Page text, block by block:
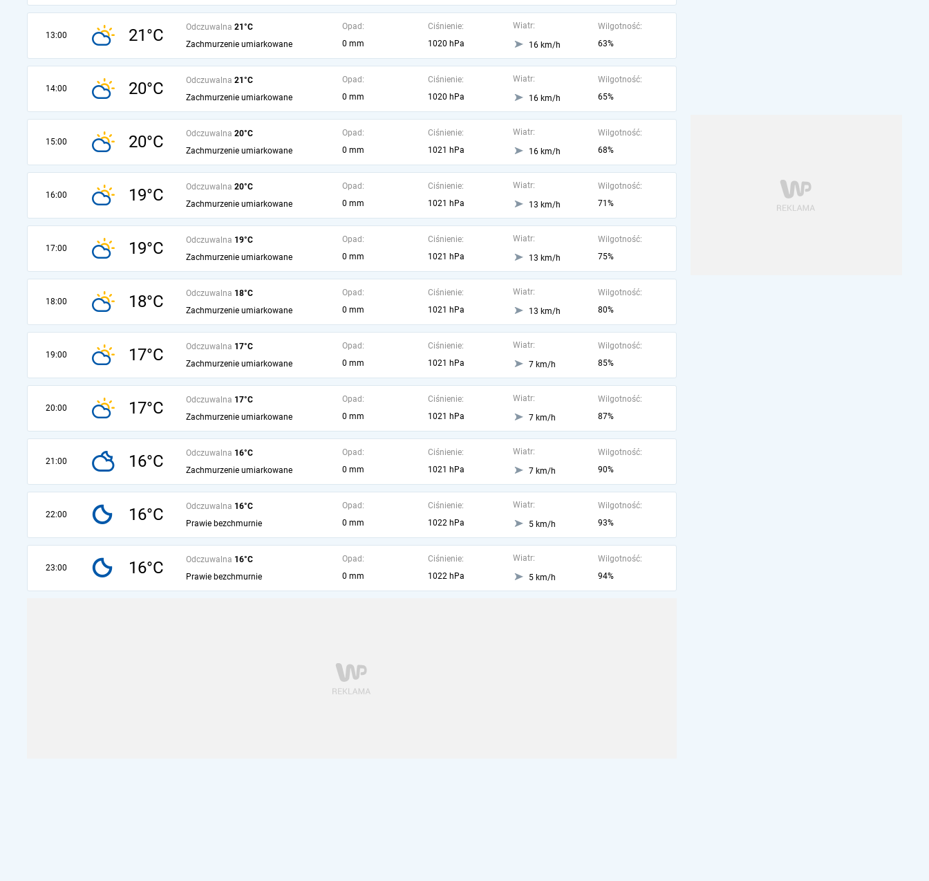
13:00 21°C Odczuwalna 21°C
Zachmurzenie umiarkowane
Opad:
0 mm
Ciśnienie:
1020 hPa
Wiatr:
16 km/h
Wilgotność:
63%
14:00 20°C Odczuwalna 21°C
Zachmurzenie umiarkowane
Opad:
0 mm
Ciśnienie:
1020 hPa
Wiatr:
16 km/h
Wilgotność:
65%
15:00 20°C Odczuwalna 20°C
Zachmurzenie umiarkowane
Opad:
0 mm
Ciśnienie:
1021 hPa
Wiatr:
16 km/h
Wilgotność:
68%
16:00 19°C Odczuwalna 20°C
Zachmurzenie umiarkowane
Opad:
0 mm
Ciśnienie:
1021 hPa
Wiatr:
13 km/h
Wilgotność:
71%
17:00 19°C Odczuwalna 19°C
Zachmurzenie umiarkowane
Opad:
0 mm
Ciśnienie:
1021 hPa
Wiatr:
13 km/h
Wilgotność:
75%
18:00 18°C Odczuwalna 18°C
Zachmurzenie umiarkowane
Opad:
0 mm
Ciśnienie:
1021 hPa
Wiatr:
13 km/h
Wilgotność:
80%
19:00 17°C Odczuwalna 17°C
Zachmurzenie umiarkowane
Opad:
0 mm
Ciśnienie:
1021 hPa
Wiatr:
7 km/h
Wilgotność:
85%
20:00 17°C Odczuwalna 17°C
Zachmurzenie umiarkowane
Opad:
0 mm
Ciśnienie:
1021 hPa
Wiatr:
7 km/h
Wilgotność:
87%
21:00 16°C Odczuwalna 16°C
Zachmurzenie umiarkowane
Opad:
0 mm
Ciśnienie:
1021 hPa
Wiatr:
7 km/h
Wilgotność:
90%
22:00 16°C Odczuwalna 16°C
Prawie bezchmurnie
Opad:
0 mm
Ciśnienie:
1022 hPa
Wiatr:
5 km/h
Wilgotność:
93%
23:00 16°C Odczuwalna 16°C
Prawie bezchmurnie
Opad:
0 mm
Ciśnienie:
1022 hPa
Wiatr:
5 km/h
Wilgotność:
94%